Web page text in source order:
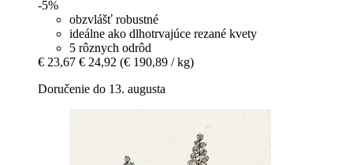
-5%
obzvlášť robustné
ideálne ako dlhotrvajúce rezané kvety
5 rôznych odrôd
€ 23,67 € 24,92 (€ 190,89 / kg)
Doručenie do 13. augusta